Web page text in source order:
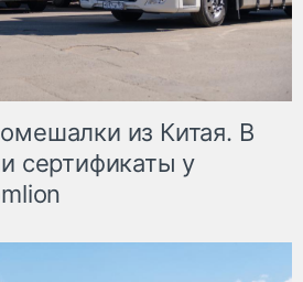
из Китая. В
сертификаты у